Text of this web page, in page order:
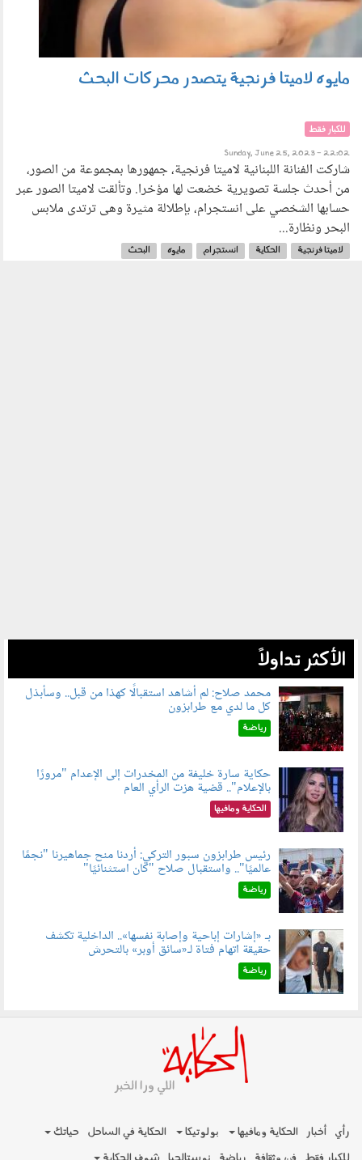
مايوه لاميتا فرنجية يتصدر محركات البحث
للكبار فقط
Sunday, June 25, 2023 - 22:02
شاركت الفنانة اللبنانية لاميتا فرنجية، جمهورها بمجموعة من الصور،
من أحدث جلسة تصويرية خضعت لها مؤخرا. وتألقت لاميتا الصور عبر
حسابها الشخصي على انستجرام، بإطلالة مثيرة وهى ترتدى ملابس
البحر ونظارة...
لاميتا فرنجية الحكاية انستجرام مايوه البحث
الأكثر تداولاً
060802.jpg
محمد صلاح: لم أشاهد استقبالًا كهذا من قبل.. وسأبذل
كل ما لدي مع طرابزون
رياضة
060801.jpeg
حكاية سارة خليفة من المخدرات إلى الإعدام "مرورًا
بالإعلام".. قضية هزت الرأي العام
الحكاية ومافيها
060803.jpg
رئيس طرابزون سبور التركي: أردنا منح جماهيرنا "نجمًا
عالميًا".. واستقبال صلاح "كان استثنائيًا"
رياضة
060804.jpg
بـ «إشارات إباحية وإصابة نفسها».. الداخلية تكشف
حقيقة اتهام فتاة لـ«سائق أوبر» بالتحرش
رياضة
رأي أخبار الحكاية ومافيها بولوتيكا الحكاية في الساحل
حياتك